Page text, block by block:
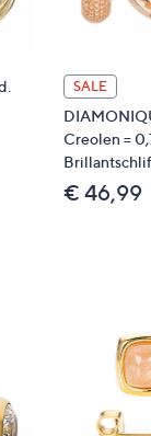
SALE
Creolen =
€ 46,99